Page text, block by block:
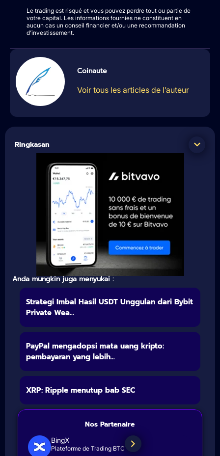
Le trading est risqué et vous pouvez perdre tout ou partie de
votre capital. Les informations fournies ne constituent en
aucun cas un conseil financier et/ou une recommandation
d’investissement.
Coinaute
Voir tous les articles de l’auteur
Ringkasan
Anda mungkin juga menyukai :
Strategi Imbal Hasil USDT Unggulan dari Bybit
Private Wea...
PayPal mengadopsi mata uang kripto:
pembayaran yang lebih...
XRP: Ripple menutup bab SEC
Nos Partenaire
BingX
Plateforme de Trading BTC